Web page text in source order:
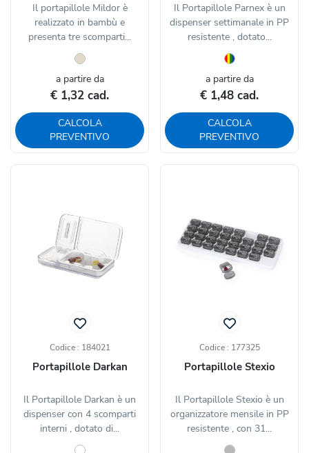
Il portapillole Mildor è
realizzato in bambù e
presenta tre scomparti...
a partire da
€ 1,32 cad.
CALCOLA
PREVENTIVO
Il Portapillole Parnex è un
dispenser settimanale in PP
resistente , dotato...
a partire da
€ 1,48 cad.
CALCOLA
PREVENTIVO
Codice : 184021
Portapillole Darkan
Il Portapillole Darkan è un
dispenser con 4 scomparti
interni , dotato di...
Codice : 177325
Portapillole Stexio
Il Portapillole Stexio è un
organizzatore mensile in PP
resistente , con 31...